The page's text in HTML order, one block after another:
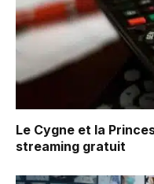
Le Cygne et la
streaming gratuit